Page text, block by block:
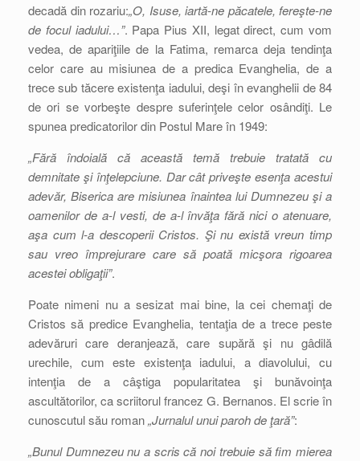
decadă din rozariu:„O, Isuse, iartă-ne păcatele, fereşte-ne
de focul iadului…”. Papa Pius XII, legat direct, cum vom
vedea, de apariţiile de la Fatima, remarca deja tendinţa
celor care au misiunea de a predica Evanghelia, de a
trece sub tăcere existenţa iadului, deşi în evanghelii de 84
de ori se vorbeşte despre suferinţele celor osândiţi. Le
spunea predicatorilor din Postul Mare în 1949:
„Fără îndoială că această temă trebuie tratată cu
demnitate şi înţelepciune. Dar cât priveşte esenţa acestui
adevăr, Biserica are misiunea înaintea lui Dumnezeu şi a
oamenilor de a-l vesti, de a-l învăţa fără nici o atenuare,
aşa cum l-a descoperii Cristos. Şi nu există vreun timp
sau vreo împrejurare care să poată micşora rigoarea
acestei obligaţii”.
Poate nimeni nu a sesizat mai bine, la cei chemaţi de
Cristos să predice Evanghelia, tentaţia de a trece peste
adevăruri care deranjează, care supără şi nu gâdilă
urechile, cum este existenţa iadului, a diavolului, cu
intenţia de a câştiga popularitatea şi bunăvoinţa
ascultătorilor, ca scriitorul francez G. Bernanos. El scrie în
cunoscutul său roman„Jurnalul unui paroh de ţară”:
„Bunul Dumnezeu nu a scris că noi trebuie să fim mierea